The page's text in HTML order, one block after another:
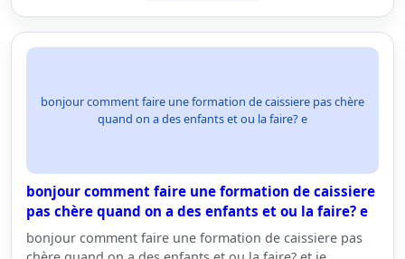
bonjour comment faire une formation de caissiere pas chère
quand on a des enfants et ou la faire? e
bonjour comment faire une formation de caissiere
pas chère quand on a des enfants et ou la faire? e
bonjour comment faire une formation de caissiere pas